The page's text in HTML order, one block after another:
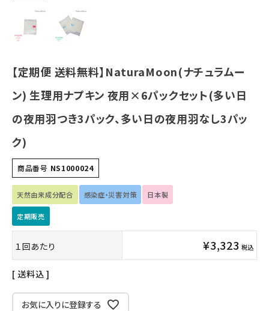
カテゴリーから探す
日用品雑貨
フェムケア
インナー・下着・ナイトウェア
キッズ・ベビー・マタニティ
フード・ドリンク
ブランド
【定期便 送料無料】NaturaMoon(ナチュラムー
ン) 生理用ナプキン 夜用×6パックセット(多い日
の夜用羽つき3パック、多い日の夜用羽なし3パッ
ク)
商品番号 NS1000024
天然由来成分配合 感染症・災害対策 日本製
定期販売
１回あたり ¥3,323 税込
送料込
お気に入りに登録する